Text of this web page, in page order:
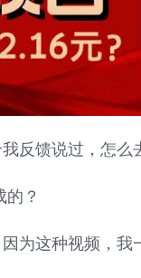
反馈说过，怎么
？
为这种视频，我